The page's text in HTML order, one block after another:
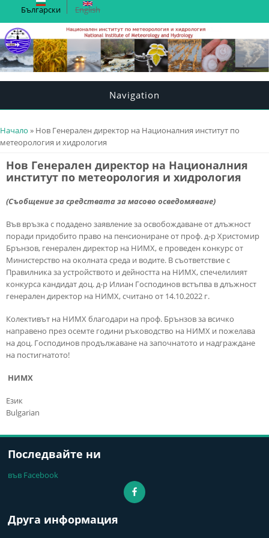
Български English
Navigation
You are here
Начало » Нов Генерален директор на Националния институт по
метеорология и хидрология
Нов Генерален директор на Националния
институт по метеорология и хидрология
(Съобщение за средствата за масово осведомяване)
Във връзка с подадено заявление за освобождаване от длъжност
поради придобито право на пенсиониране от проф. д-р Христомир
Брънзов, генерален директор на НИМХ, е проведен конкурс от
Министерство на околната среда и водите. В съответствие с
Правилника за устройството и дейността на НИМХ, спечелилият
конкурса кандидат доц. д-р Илиан Господинов встъпва в длъжност
генерален директор на НИМХ, считано от 14.10.2022 г.
Колективът на НИМХ благодари на проф. Брънзов за всичко
направено през осемте години ръководство на НИМХ и пожелава
на доц. Господинов продължаване на започнатото и надграждане
на постигнатото!
НИМХ
Език
Bulgarian
Последвайте ни
във Facebook
Друга информация